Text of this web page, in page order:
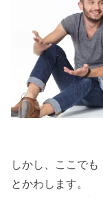
しかし、ここでも
とかわします。